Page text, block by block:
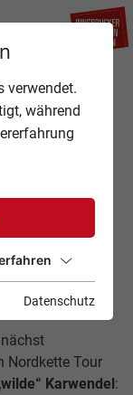
Nordkette Tour
Karwendel:
verwendet.
während
Datenschutz